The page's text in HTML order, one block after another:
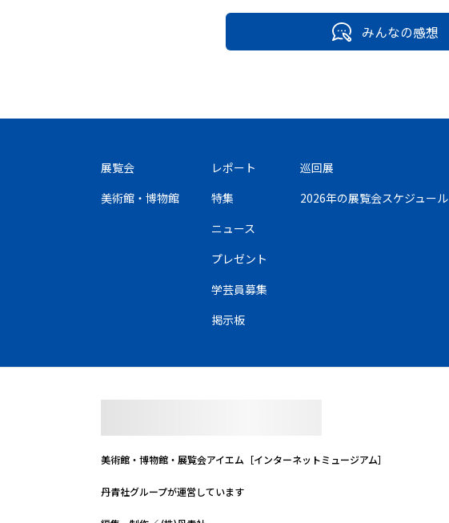
みんなの感想
展覧会
美術館・博物館
レポート
特集
ニュース
プレゼント
学芸員募集
掲示板
巡回展
2026年の展覧会スケジュール
美術館・博物館・展覧会アイエム［インターネットミュージアム］
丹青社グループが運営しています